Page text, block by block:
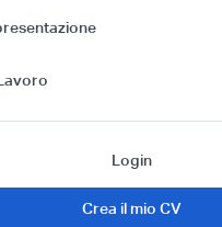
Login
Crea il mio CV